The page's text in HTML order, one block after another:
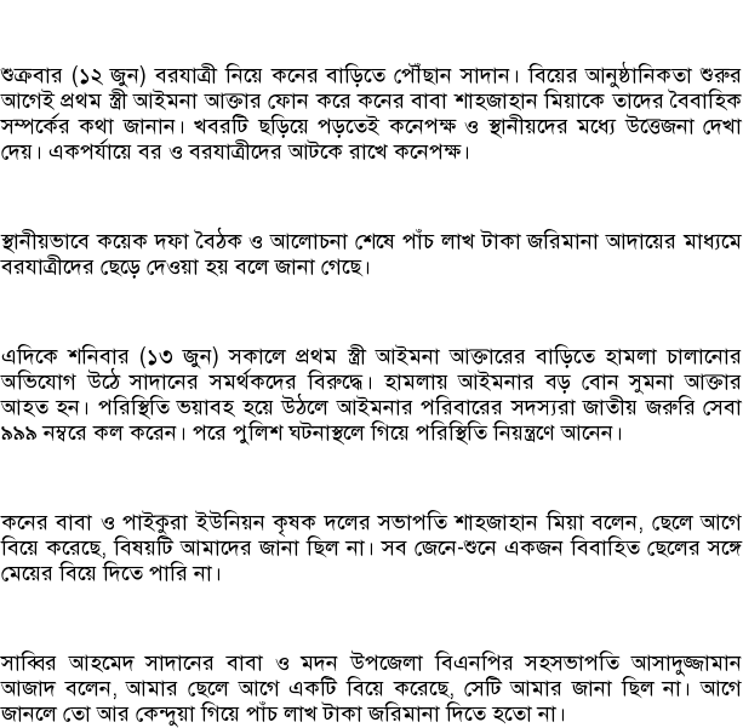
শুক্রবার (১২ জুন) বরযাত্রী নিয়ে কনের বাড়িতে পৌঁছান সাদান। বিয়ের আনুষ্ঠানিকতা শুরুর
আগেই প্রথম স্ত্রী আইমনা আক্তার ফোন করে কনের বাবা শাহজাহান মিয়াকে তাদের বৈবাহিক
সম্পর্কের কথা জানান। খবরটি ছড়িয়ে পড়তেই কনেপক্ষ ও স্থানীয়দের মধ্যে উত্তেজনা দেখা
দেয়। একপর্যায়ে বর ও বরযাত্রীদের আটকে রাখে কনেপক্ষ।
স্থানীয়ভাবে কয়েক দফা বৈঠক ও আলোচনা শেষে পাঁচ লাখ টাকা জরিমানা আদায়ের মাধ্যমে
বরযাত্রীদের ছেড়ে দেওয়া হয় বলে জানা গেছে।
এদিকে শনিবার (১৩ জুন) সকালে প্রথম স্ত্রী আইমনা আক্তারের বাড়িতে হামলা চালানোর
অভিযোগ উঠে সাদানের সমর্থকদের বিরুদ্ধে। হামলায় আইমনার বড় বোন সুমনা আক্তার
আহত হন। পরিস্থিতি ভয়াবহ হয়ে উঠলে আইমনার পরিবারের সদস্যরা জাতীয় জরুরি সেবা
৯৯৯ নম্বরে কল করেন। পরে পুলিশ ঘটনাস্থলে গিয়ে পরিস্থিতি নিয়ন্ত্রণে আনেন।
কনের বাবা ও পাইকুরা ইউনিয়ন কৃষক দলের সভাপতি শাহজাহান মিয়া বলেন, ছেলে আগে
বিয়ে করেছে, বিষয়টি আমাদের জানা ছিল না। সব জেনে-শুনে একজন বিবাহিত ছেলের সঙ্গে
মেয়ের বিয়ে দিতে পারি না।
সাব্বির আহমেদ সাদানের বাবা ও মদন উপজেলা বিএনপির সহসভাপতি আসাদুজ্জামান
আজাদ বলেন, আমার ছেলে আগে একটি বিয়ে করেছে, সেটি আমার জানা ছিল না। আগে
জানলে তো আর কেন্দুয়া গিয়ে পাঁচ লাখ টাকা জরিমানা দিতে হতো না।